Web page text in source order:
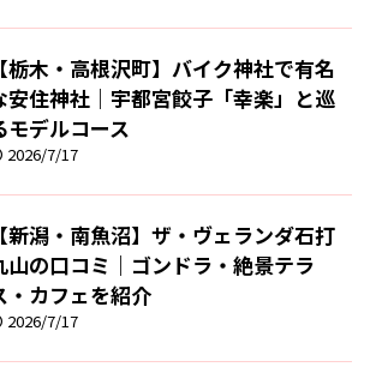
【栃木・高根沢町】バイク神社で有名
安住神社｜宇都宮餃子「幸楽」と巡
モデルコース
2026/7/17
【新潟・南魚沼】ザ・ヴェランダ石打
山の口コミ｜ゴンドラ・絶景テラ
・カフェを紹介
2026/7/17